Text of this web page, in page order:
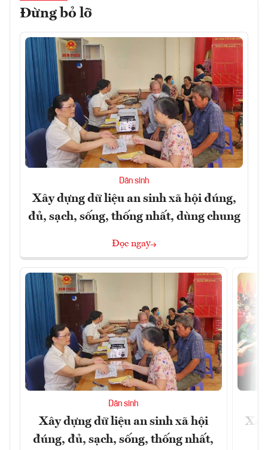
Đừng bỏ lỡ
Dân sinh
Xây dựng dữ liệu an sinh xã hội đúng,
đủ, sạch, sống, thống nhất, dùng chung
Đọc ngay
Dân sinh
Xây dựng dữ liệu an sinh xã hội
đúng, đủ, sạch, sống, thống nhất,